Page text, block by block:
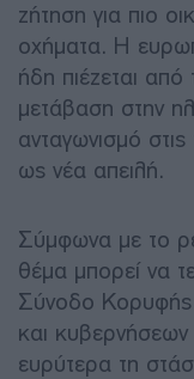
ζήτηση για πιο
οχήματα. Η
ήδη πιέζεται
μετάβαση στην
ανταγωνισμό στις
ως νέα απειλή.
Σύμφωνα με το
θέμα μπορεί να
Σύνοδο Κορυφής
και
ευρύτερα τη